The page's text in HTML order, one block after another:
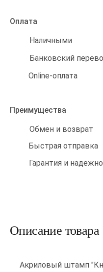
Оплата
Наличными
Банковский
Online-оплата
Преимущества
Обмен и возврат
Быстрая отправка
Гарантия и
Описание товара
Акриловый штамп